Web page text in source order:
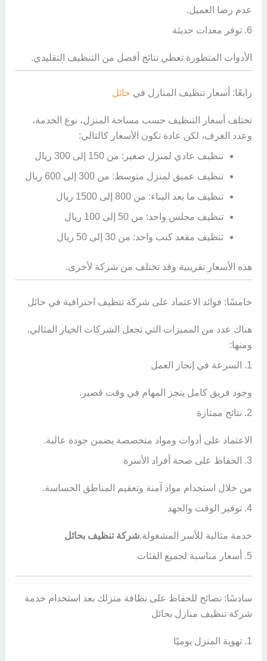
عدم رضا العميل.
6. توفر معدات حديثة
الأدوات المتطورة تعطي نتائج أفضل من التنظيف التقليدي.
رابعًا: أسعار تنظيف المنازل في حائل
تختلف أسعار التنظيف حسب مساحة المنزل، نوع الخدمة،
وعدد الغرف، لكن عادة تكون الأسعار كالتالي:
تنظيف عادي لمنزل صغير: من 150 إلى 300 ريال
تنظيف عميق لمنزل متوسط: من 300 إلى 600 ريال
تنظيف ما بعد البناء: من 800 إلى 1500 ريال
تنظيف مجلس واحد: من 50 إلى 100 ريال
تنظيف مقعد كنب واحد: من 30 إلى 50 ريال
هذه الأسعار تقريبية وقد تختلف من شركة لأخرى.
خامسًا: فوائد الاعتماد على شركة تنظيف احترافية في حائل
هناك عدد من المميزات التي تجعل الشركات الخيار المثالي،
ومنها:
1. السرعة في إنجاز العمل
وجود فريق كامل ينجز المهام في وقت قصير.
2. نتائج ممتازة
الاعتماد على أدوات ومواد متخصصة يضمن جودة عالية.
3. الحفاظ على صحة أفراد الأسرة
من خلال استخدام مواد آمنة وتعقيم المناطق الحساسة.
4. توفير الوقت والجهد
خدمة مثالية للأسر المشغولة.شركة تنظيف بحائل
5. أسعار مناسبة لجميع الفئات
سادسًا: نصائح للحفاظ على نظافة منزلك بعد استخدام خدمة
شركة تنظيف منازل بحائل
1. تهوية المنزل يوميًا